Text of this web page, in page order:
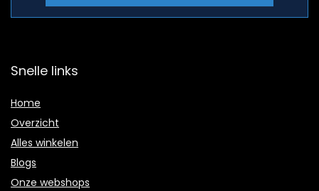
Snelle links
Home
Overzicht
Alles winkelen
Blogs
Onze webshops